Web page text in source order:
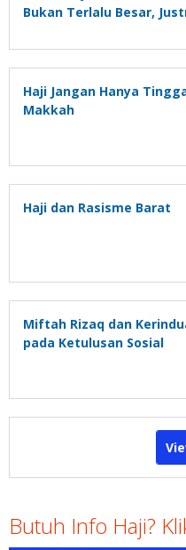
Bukan Terlalu Besar,
Haji Jangan Hanya
Makkah
Haji dan Rasisme Barat
Miftah Rizaq dan
pada Ketulusan Sosial
Butuh Info Haji?